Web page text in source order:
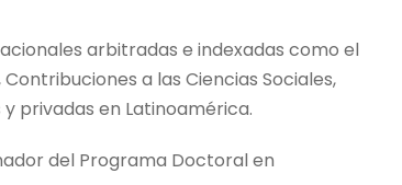
arbitradas e indexadas como el
a las Ciencias Sociales,
privadas en Latinoamérica.
del Programa Doctoral en